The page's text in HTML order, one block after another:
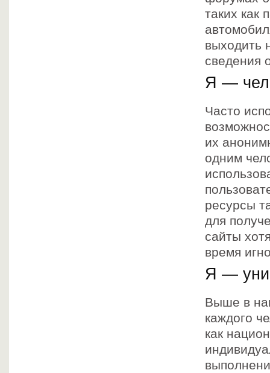
таких как
выходить
сведения
Я —
Часто
их
одним
ресурсы
для
сайты
время
Я —
Выше в
каждого
как